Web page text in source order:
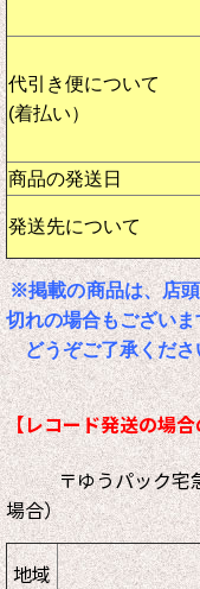
代引き便について
(着払い）
商品の発送日
発送先について
※掲載の商品は、店
切れの場合もございま
どうぞご了承くださ
【レコード発送の場
〒ゆうパック宅急
場合）
地域